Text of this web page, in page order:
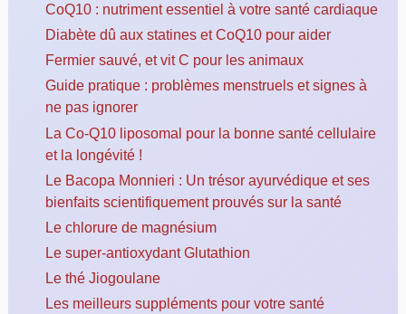
CoQ10 : nutriment essentiel à votre santé cardiaque
Diabète dû aux statines et CoQ10 pour aider
Fermier sauvé, et vit C pour les animaux
Guide pratique : problèmes menstruels et signes à
ne pas ignorer
La Co-Q10 liposomal pour la bonne santé cellulaire
et la longévité !
Le Bacopa Monnieri : Un trésor ayurvédique et ses
bienfaits scientifiquement prouvés sur la santé
Le chlorure de magnésium
Le super-antioxydant Glutathion
Le thé Jiogoulane
Les meilleurs suppléments pour votre santé